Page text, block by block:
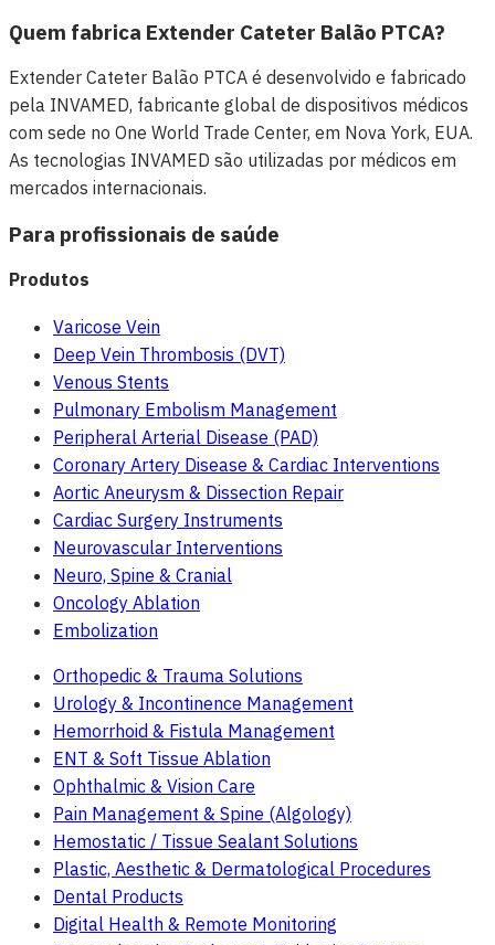
Quem fabrica Extender Cateter Balão PTCA?
Extender Cateter Balão PTCA é desenvolvido e fabricado
pela INVAMED, fabricante global de dispositivos médicos
com sede no One World Trade Center, em Nova York, EUA.
As tecnologias INVAMED são utilizadas por médicos em
mercados internacionais.
Para profissionais de saúde
Produtos
Varicose Vein
Deep Vein Thrombosis (DVT)
Venous Stents
Pulmonary Embolism Management
Peripheral Arterial Disease (PAD)
Coronary Artery Disease & Cardiac Interventions
Aortic Aneurysm & Dissection Repair
Cardiac Surgery Instruments
Neurovascular Interventions
Neuro, Spine & Cranial
Oncology Ablation
Embolization
Orthopedic & Trauma Solutions
Urology & Incontinence Management
Hemorrhoid & Fistula Management
ENT & Soft Tissue Ablation
Ophthalmic & Vision Care
Pain Management & Spine (Algology)
Hemostatic / Tissue Sealant Solutions
Plastic, Aesthetic & Dermatological Procedures
Dental Products
Digital Health & Remote Monitoring